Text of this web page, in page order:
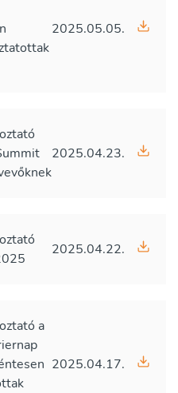
2025.05.05.
2025.04.23.
2025.04.22.
a
2025.04.17.